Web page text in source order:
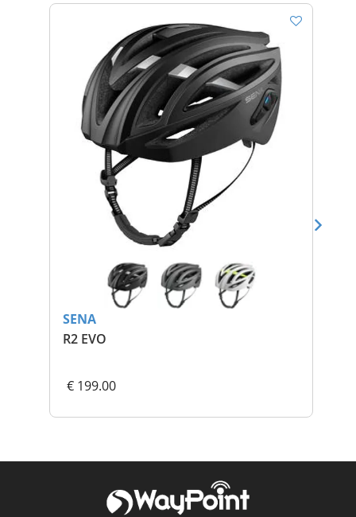
SENA
R2 EVO
€ 199.00